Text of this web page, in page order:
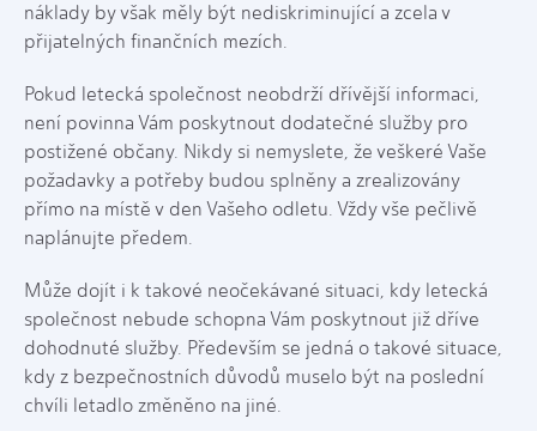
náklady by však měly být nediskriminující a zcela v
přijatelných finančních mezích.
Pokud letecká společnost neobdrží dřívější informaci,
není povinna Vám poskytnout dodatečné služby pro
postižené občany. Nikdy si nemyslete, že veškeré Vaše
požadavky a potřeby budou splněny a zrealizovány
přímo na místě v den Vašeho odletu. Vždy vše pečlivě
naplánujte předem.
Může dojít i k takové neočekávané situaci, kdy letecká
společnost nebude schopna Vám poskytnout již dříve
dohodnuté služby. Především se jedná o takové situace,
kdy z bezpečnostních důvodů muselo být na poslední
chvíli letadlo změněno na jiné.